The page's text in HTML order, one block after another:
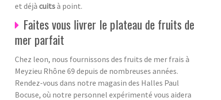
et déjà cuitsà point.
Faites vous livrer le plateau de fruits de
mer parfait
Chez leon, nous fournissons des fruits de mer frais à
Meyzieu Rhône 69 depuis de nombreuses années.
Rendez-vous dans notre magasin des Halles Paul
Bocuse, où notre personnel expérimenté vous aidera